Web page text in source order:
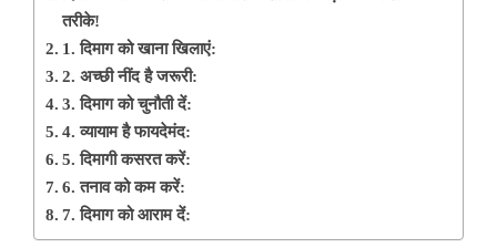
तरीके!
1. दिमाग को खाना खिलाएं:
2. अच्छी नींद है जरूरी:
3. दिमाग को चुनौती दें:
4. व्यायाम है फायदेमंद:
5. दिमागी कसरत करें:
6. तनाव को कम करें:
7. दिमाग को आराम दें: